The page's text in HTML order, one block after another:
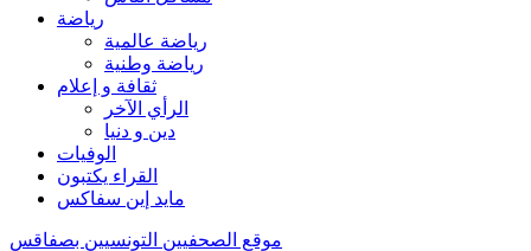
رياضة
رياضة عالمية
رياضة وطنية
ثقافة و إعلام
الرأي الآخر
دين و دنيا
الوفيات
القراء يكتبون
مايد إين سفاكس
موقع الصحفيين التونسيين بصفاقس